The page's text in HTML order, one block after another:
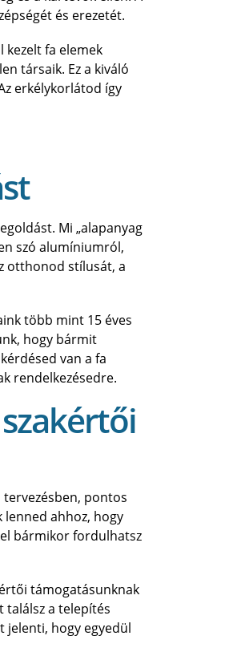
és erezetét.
kezelt fa elemek
társaik. Ez a kiváló
erkélykorlátod így
Mi „alapanyag
szó alumíniumról,
otthonod stílusát, a
több mint 15 éves
hogy bármit
van a fa
rendelkezésedre.
pontos
ahhoz, hogy
bármikor fordulhatsz
támogatásunknak
a telepítés
jelenti, hogy egyedül